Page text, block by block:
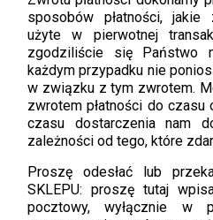
sposobów płatności,
użyte w pierwotnej
zgodziliście się Państwo
każdym przypadku nie
w związku z tym zwrotem.
zwrotem płatności do
czasu dostarczenia nam
zależności od tego, które
Proszę odesłać lub
SKLEPU: proszę tutaj
pocztowy, wyłącznie w